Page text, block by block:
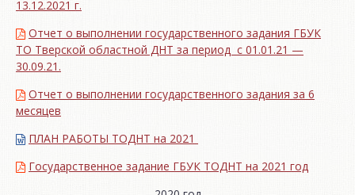
13.12.2021 г.
Отчет о выполнении государственного задания ГБУК
ТО Тверской областной ДНТ за период с 01.01.21 —
30.09.21.
Отчет о выполнении государственного задания за 6
месяцев
ПЛАН РАБОТЫ ТОДНТ на 2021
Государственное задание ГБУК ТОДНТ на 2021 год